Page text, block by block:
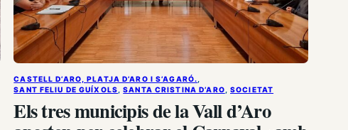
CASTELL D’ARO, PLATJA D’ARO I S’AGARÓ.
SANT FELIU DE GUÍXOLS , SANTA CRISTINA D’ARO , SOCIETAT
Els tres municipis de la Vall d’Aro